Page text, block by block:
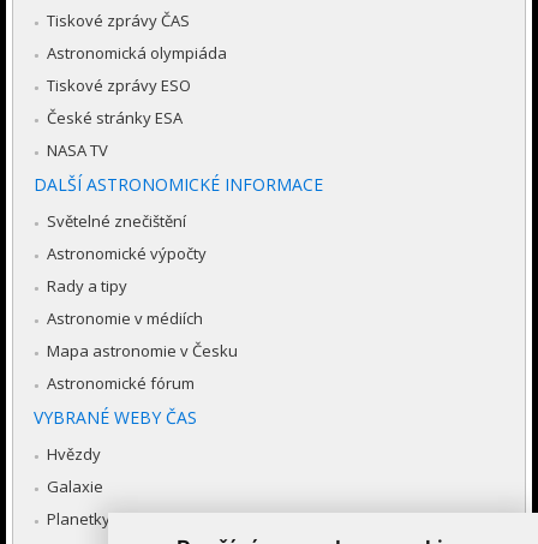
Tiskové zprávy ČAS
Astronomická olympiáda
Tiskové zprávy ESO
České stránky ESA
NASA TV
DALŠÍ ASTRONOMICKÉ INFORMACE
Světelné znečištění
Astronomické výpočty
Rady a tipy
Astronomie v médiích
Mapa astronomie v Česku
Astronomické fórum
VYBRANÉ WEBY ČAS
Hvězdy
Galaxie
Planetky